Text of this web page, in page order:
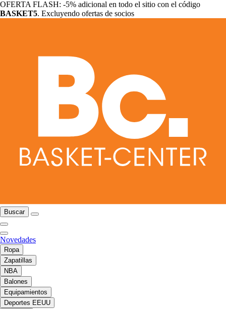
OFERTA FLASH: -5% adicional en todo el sitio con el código
BASKET5. Excluyendo ofertas de socios
Buscar
Novedades
Ropa
Zapatillas
NBA
Balones
Equipamientos
Deportes EEUU